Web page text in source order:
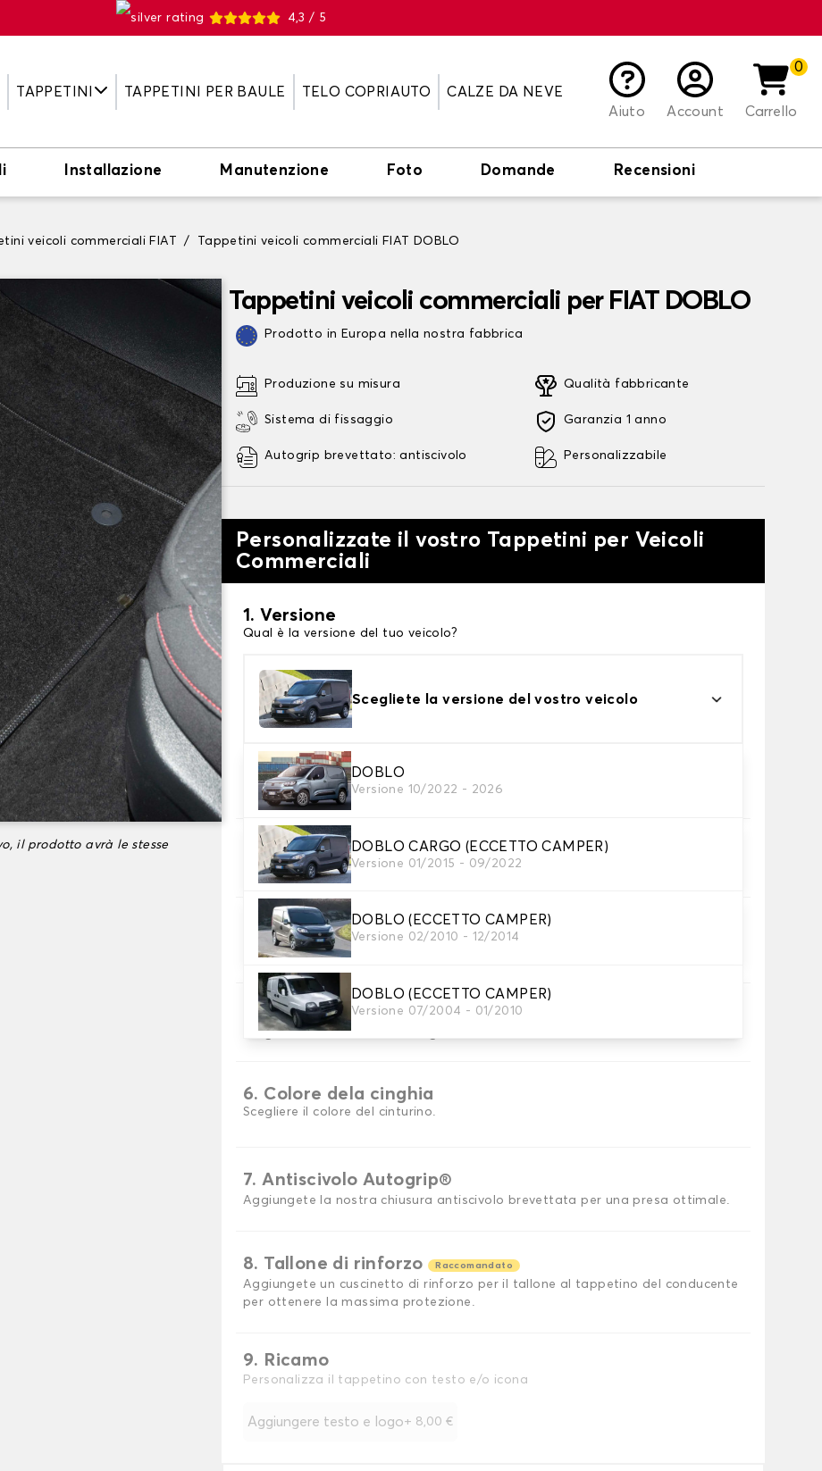
4,3 / 5
TAPPETINI TAPPETINI PER BAULE TELO COPRIAUTO
CALZE DA NEVE
Aiuto
Account
0
Carrello
Installazione Manutenzione Foto Domande Recensioni
veicoli commerciali FIAT Tappetini veicoli commerciali FIAT DOBLO
il prodotto avrà le stesse
Tappetini veicoli commerciali per FIAT DOBLO
Prodotto in Europa nella nostra fabbrica
Produzione su misura
Sistema di fissaggio
Autogrip brevettato: antiscivolo
Qualità fabbricante
Garanzia 1 anno
Personalizzabile
Personalizzate il vostro Tappetini per Veicoli
Commerciali
1. Versione
Qual è la versione del tuo veicolo?
Scegliete la versione del vostro veicolo
DOBLO
Versione 10/2022 - 2026
DOBLO CARGO (ECCETTO CAMPER)
Versione 01/2015 - 09/2022
DOBLO (ECCETTO CAMPER)
Versione 02/2010 - 12/2014
DOBLO (ECCETTO CAMPER)
Versione 07/2004 - 01/2010
2. Materiale
Scegli il materiale del tappetini auto
3. Set di tappetini
Selezionare il numero di tappetini per auto necessari.
4. Colori dei tappetini
Scegli il materiale del tappetino utility.
5. Materiale della cinghia
Scegliere il materiale della cinghia.
6. Colore dela cinghia
Scegliere il colore del cinturino.
7. Antiscivolo Autogrip®
Aggiungete la nostra chiusura antiscivolo brevettata per una presa ottimale.
8. Tallone di rinforzo Raccomandato
Aggiungete un cuscinetto di rinforzo per il tallone al tappetino del conducente
per ottenere la massima protezione.
9. Ricamo
Personalizza il tappetino con testo e/o icona
Aggiungere testo e logo+ 8,00 €